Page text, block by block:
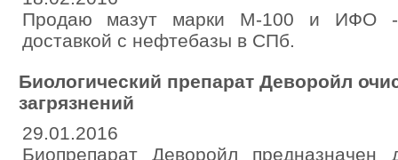
Продаю мазут марки М-100 и ИФО -
доставкой с нефтебазы в СПб.
Биологический препарат Деворойл
загрязнений
29.01.2016
Биопрепарат Деворойл